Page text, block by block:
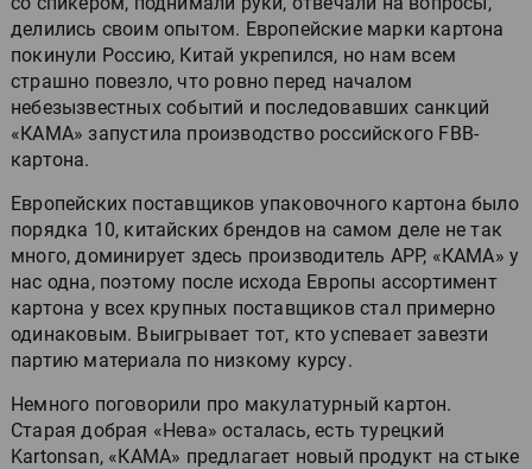
делились своим опытом. Европейские марки картона
покинули Россию, Китай укрепился, но нам всем
страшно повезло, что ровно перед началом
небезызвестных событий и последовавших санкций
«КАМА» запустила производство российского FBB-
картона.
Европейских поставщиков упаковочного картона было
порядка 10, китайских брендов на самом деле не так
много, доминирует здесь производитель APP, «КАМА» у
нас одна, поэтому после исхода Европы ассортимент
картона у всех крупных поставщиков стал примерно
одинаковым. Выигрывает тот, кто успевает завезти
партию материала по низкому курсу.
Немного поговорили про макулатурный картон.
Старая добрая «Нева» осталась, есть турецкий
Kartonsan, «КАМА» предлагает новый продукт на стыке